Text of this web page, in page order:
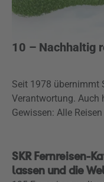
10 – Nachhaltig
Seit 1978 übernimmt
Verantwortung. Auch
Gewissen: Alle
SKR Fernreisen-
lassen und die